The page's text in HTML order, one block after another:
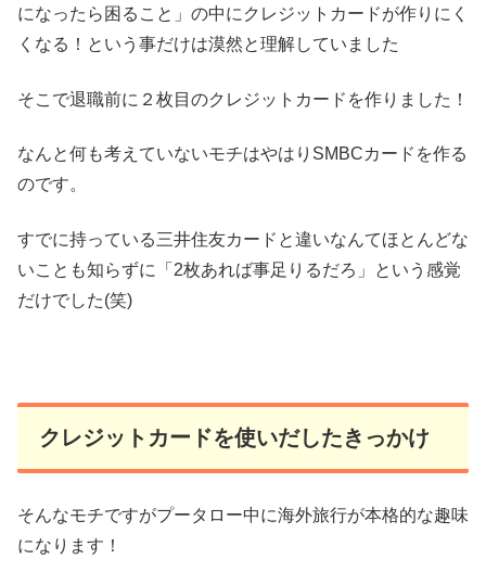
になったら困ること」の中にクレジットカードが作りにく
くなる！という事だけは漠然と理解していました
そこで退職前に２枚目のクレジットカードを作りました！
なんと何も考えていないモチはやはりSMBCカードを作る
のです。
すでに持っている三井住友カードと違いなんてほとんどな
いことも知らずに「2枚あれば事足りるだろ」という感覚
だけでした(笑)
クレジットカードを使いだしたきっかけ
そんなモチですがプータロー中に海外旅行が本格的な趣味
になります！